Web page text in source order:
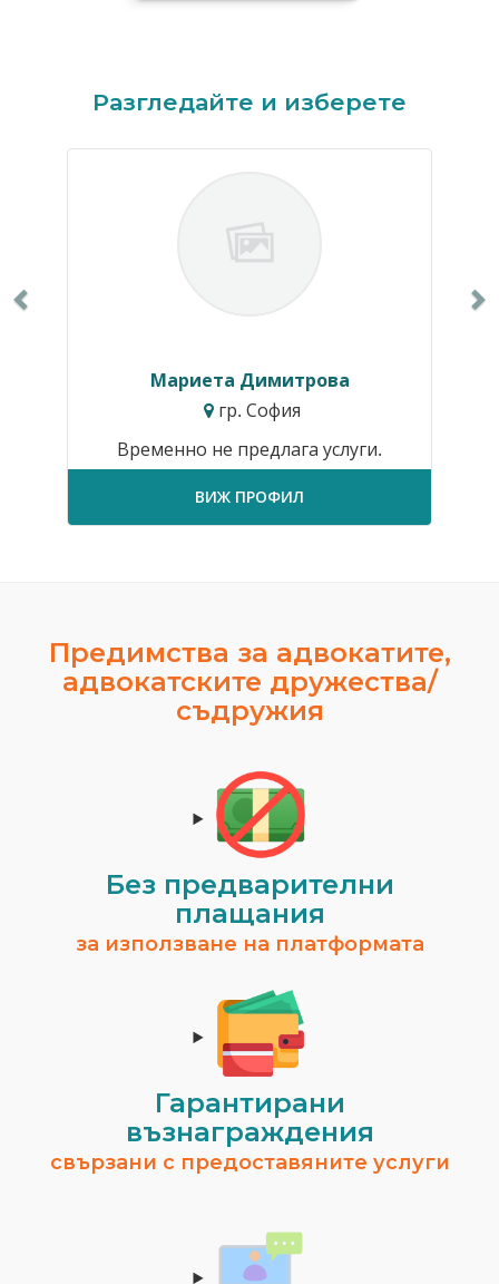
Разгледайте и изберете
Мариета Димитрова
гр. София
Временно не предлага услуги.
ВИЖ ПРОФИЛ
Предимства за адвокатите,
адвокатските дружества/
съдружия
Без предварителни
плащания
за използване на платформата
Гарантирани
възнаграждения
свързани с предоставяните услуги